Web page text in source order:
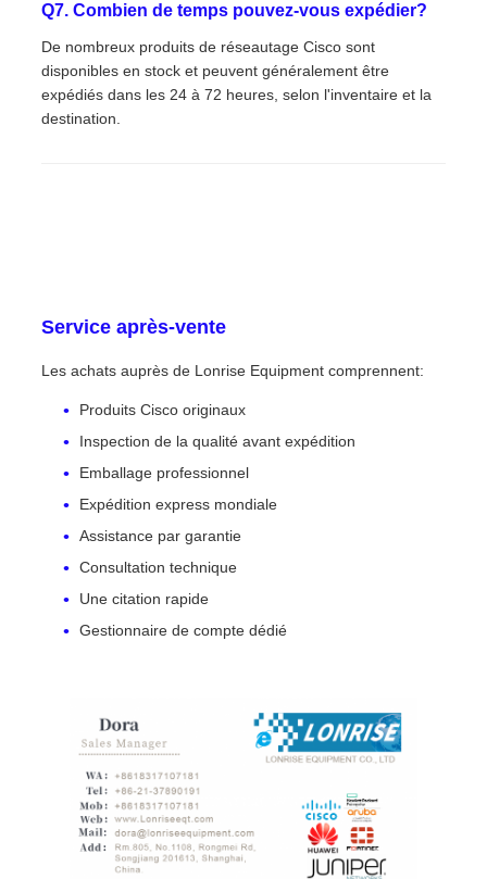
Q7. Combien de temps pouvez-vous expédier?
De nombreux produits de réseautage Cisco sont
disponibles en stock et peuvent généralement être
expédiés dans les 24 à 72 heures, selon l'inventaire et la
destination.
Service après-vente
Les achats auprès de Lonrise Equipment comprennent:
Produits Cisco originaux
Inspection de la qualité avant expédition
Emballage professionnel
Expédition express mondiale
Assistance par garantie
Consultation technique
Une citation rapide
Gestionnaire de compte dédié